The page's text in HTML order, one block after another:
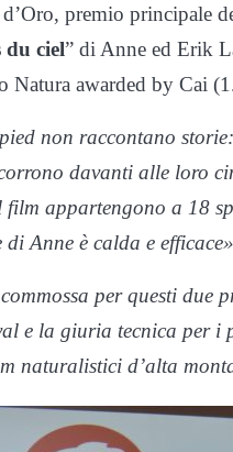
premio principale
du ciel” di Anne ed Erik
Natura awarded by Cai
non raccontano
davanti alle loro
film appartengono a 18
Anne è calda e
per questi
e la giuria tecnica per i
naturalistici d’alta